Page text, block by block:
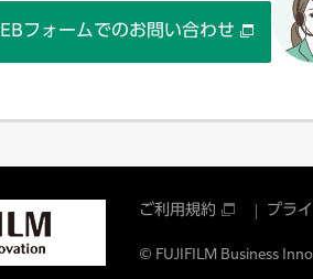
フォームでのお問い合わせ
ご利用規約 プラ
© FUJIFILM Business